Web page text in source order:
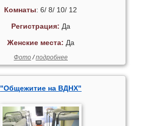
Комнаты: 6/ 8/ 10/ 12
Регистрация: Да
Женские места: Да
Фото/подробнее
"Общежитие на ВДНХ"